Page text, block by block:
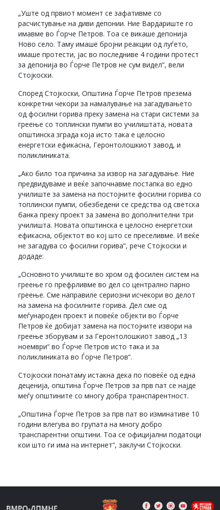
„Уште од првиот момент се зафативме со
расчистување на диви депонии. Ние Вардариште го
имавме во Ѓорче Петров. Тоа се викаше депонија
Ново село. Таму имаше бројни реакции од луѓето,
имаше протести, јас во последниве 4 години протест
за депонија во Ѓорче Петров не сум видел“, вели
Стојкоски.
Според Стојкоски, Општина Ѓорче Петров презема
конкретни чекори за намалување на загадувањето
од фосилни горива преку замена на стари системи за
греење со топлински пумпи во училиштата, новата
општинска зграда која исто така е целосно
енергетски ефикасна, Геронтолошкиот завод, и
поликлиниката.
„Ако било тоа причина за извор на загадување. Ние
предвидуваме и веќе започнавме постапка во едно
училиште за замена на постојните фосилни горива со
топлински пумпи, обезбедени се средства од светска
банка преку проект за замена во дополнителни три
училишта. Новата општинска е целосно енергетски
ефикасна, објектот во кој што се преселивме. И веќе
не загадува со фосилни горива“, рече Стојкоски и
додаде:
„Основното училиште во хром од фосилен систем на
греење го префрливме во дел со централно парно
греење. Сме направиле сериозни исчекори во делот
на замена на фосилните горива. Дел сме од
меѓународен проект и повеќе објекти во Ѓорче
Петров ќе добијат замена на постојните извори на
греење зборувам и за Геронтолошкиот завод „13
ноември“ во Ѓорче Петров исто така и за
поликлиниката во Ѓорче Петров“.
Стојкоски понатаму истакна дека по повеќе од една
деценија, општина Ѓорче Петров за прв пат се најде
меѓу општините со многу добра транспарентност.
„Општина Ѓорче Петров за прв пат во изминативе 10
години влегува во групата на многу добро
транспарентни општини. Тоа се официјални податоци
кои што ги има на интернет“, заклучи Стојкоски.